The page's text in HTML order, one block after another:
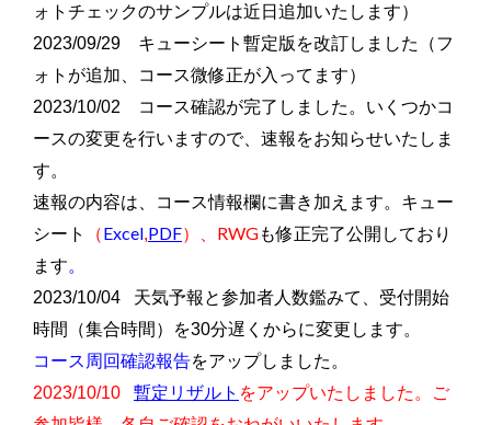
ォトチェックのサンプルは近日追加いたします）
2023/09/29 キューシート暫定版 を改訂しました（フ
ォトが追加、コース微修正が入ってます）
2023/10/02
コース確認が完了しました。いくつかコ
ースの変更を行いますので、速報をお知らせいたしま
す。
速報の内容は、コース情報欄に書き加えます。 キュー
シート
（Excel,PDF）、 RWGも修正完了公開 しており
ます。
2023/10/04 天気予報と参加者人数鑑みて、受付開始
時間（集合時間）を30分遅くからに変更します。
コース周回確認報告をアップしました。
2023/10/10 暫定リザルト をアップいたしました。ご